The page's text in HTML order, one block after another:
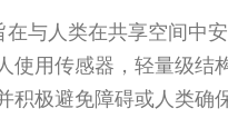
与人类在共享空间中
使用传感器，轻量级结
极避免障碍或人类确